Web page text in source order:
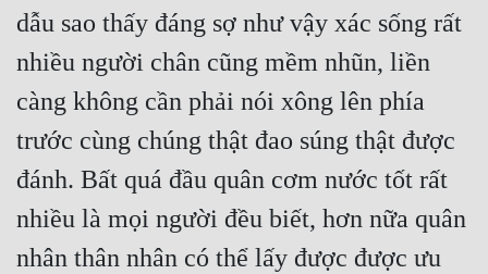
dẫu sao thấy đáng sợ như vậy xác sống rất
nhiều người chân cũng mềm nhũn, liền
càng không cần phải nói xông lên phía
trước cùng chúng thật đao súng thật được
đánh. Bất quá đầu quân cơm nước tốt rất
nhiều là mọi người đều biết, hơn nữa quân
nhân thân nhân có thể lấy được được ưu